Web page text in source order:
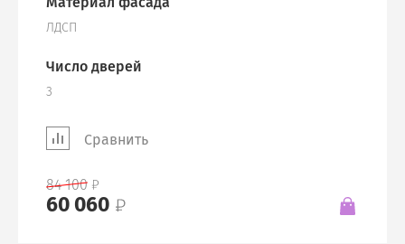
ЛДСП
Число дверей
3
Сравнить
84 100
60 060